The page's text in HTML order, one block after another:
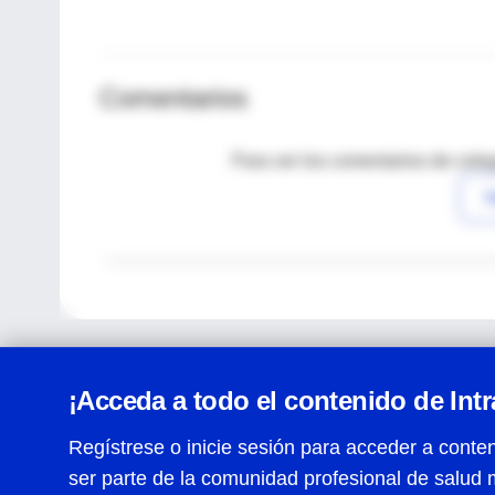
Comentarios
Para ver los comentarios de
¡Acceda a todo el contenido de
Regístrese o inicie sesión para acceder a
ser parte de la comunidad profesional de salud
Centro de Ayuda